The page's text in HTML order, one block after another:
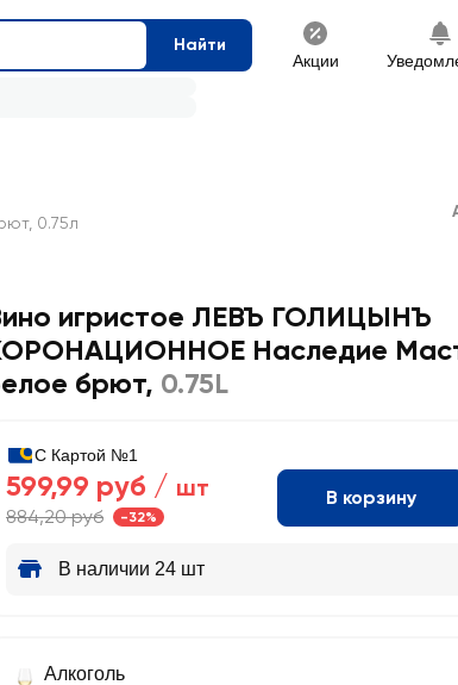
Найти
Акции
0.75л
игристое ЛЕВЪ ГОЛИЦЫНЪ
Наследие
брют, 0.75L
С Картой №1
599,99 руб / шт
884,20 руб -32%
В корзину
В наличии 24 шт
Алкоголь